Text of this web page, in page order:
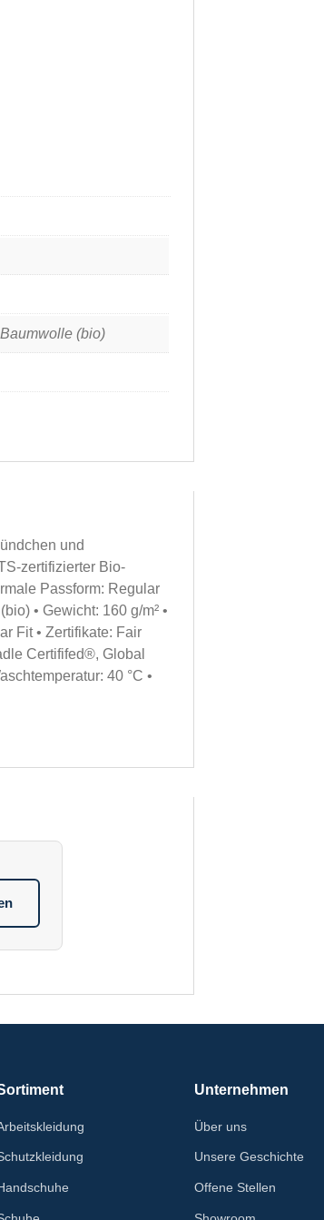
(bio)
und
zertifizierter Bio-
Passform: Regular
• Gewicht: 160 g/m² •
Fit • Zertifikate: Fair
Certififed®, Global
40 °C •
Unternehmen
Über uns
Unsere Geschichte
Offene Stellen